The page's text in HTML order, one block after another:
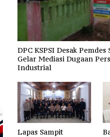
DPC KSPSI Desak
Gelar Mediasi Dugaan
Industrial
Lapas Sampit